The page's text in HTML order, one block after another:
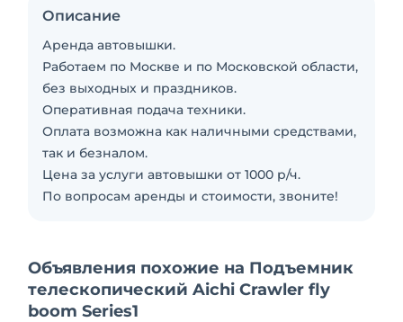
Описание
Аренда автовышки.
Работаем по Москве и по Московской области,
без выходных и праздников.
Оперативная подача техники.
Оплата возможна как наличными средствами,
так и безналом.
Цена за услуги автовышки от 1000 р/ч.
По вопросам аренды и стоимости, звоните!
Объявления похожие на Подъемник
телескопический Aichi Crawler fly
boom Series1